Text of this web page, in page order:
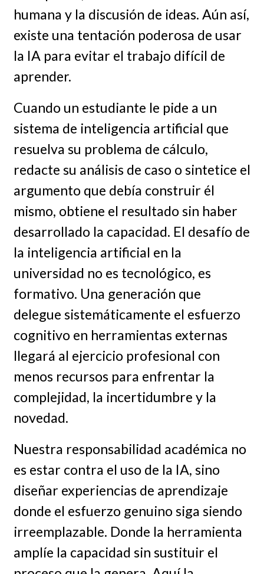
humana y la discusión de ideas. Aún así,
existe una tentación poderosa de usar
la IA para evitar el trabajo difícil de
aprender.
Cuando un estudiante le pide a un
sistema de inteligencia artificial que
resuelva su problema de cálculo,
redacte su análisis de caso o sintetice el
argumento que debía construir él
mismo, obtiene el resultado sin haber
desarrollado la capacidad. El desafío de
la inteligencia artificial en la
universidad no es tecnológico, es
formativo. Una generación que
delegue sistemáticamente el esfuerzo
cognitivo en herramientas externas
llegará al ejercicio profesional con
menos recursos para enfrentar la
complejidad, la incertidumbre y la
novedad.
Nuestra responsabilidad académica no
es estar contra el uso de la IA, sino
diseñar experiencias de aprendizaje
donde el esfuerzo genuino siga siendo
irreemplazable. Donde la herramienta
amplíe la capacidad sin sustituir el